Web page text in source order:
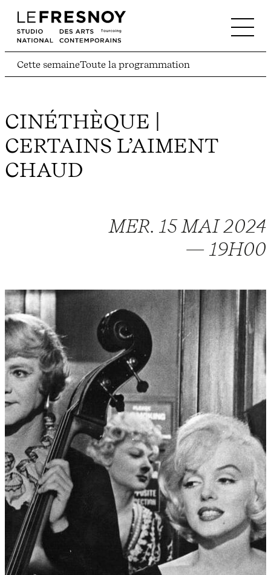
Cette semaineToute la programmation
CINÉTHÈQUE |
CERTAINS L’AIMENT
CHAUD
MER. 15 MAI 2024
— 19H00